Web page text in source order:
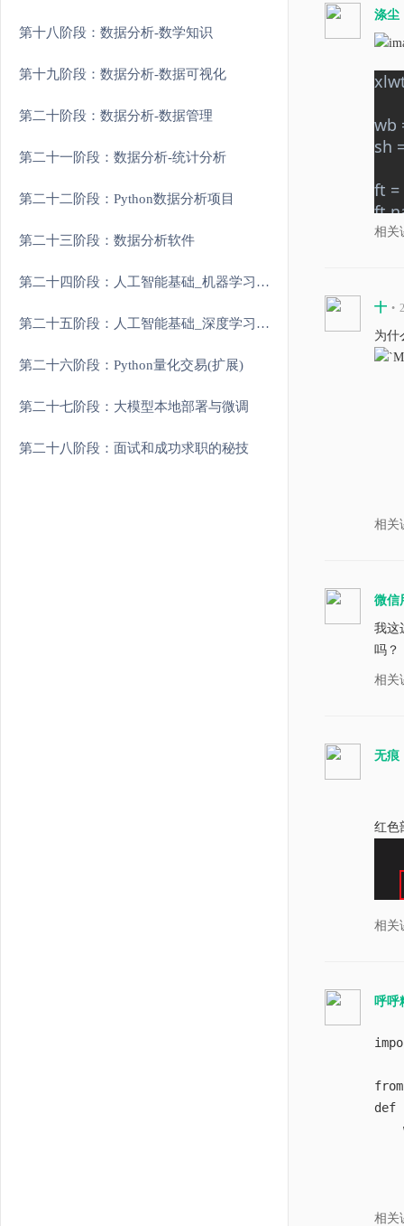
第十八阶段：数据分析-数学知识
第十九阶段：数据分析-数据可视化
第二十阶段：数据分析-数据管理
第二十一阶段：数据分析-统计分析
第二十二阶段：Python数据分析项目
第二十三阶段：数据分析软件
第二十四阶段：人工智能基础_机器学习理论与实战
第二十五阶段：人工智能基础_深度学习理论与实战
第二十六阶段：Python量化交易(扩展)
第二十七阶段：大模型本地部署与微调
第二十八阶段：面试和成功求职的秘技
涤尘
wb
sh
ft
相关
十 •
为什
相关
微信
我这
吗？
相关
无痕
红色
相关
呼呼
def
相关